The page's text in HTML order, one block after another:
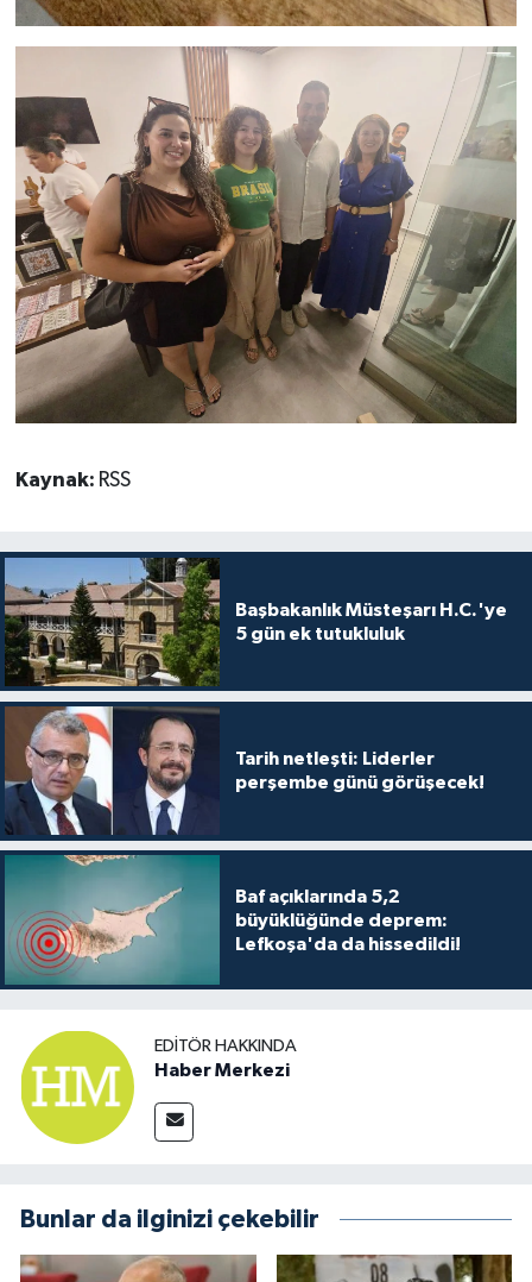
Kaynak: RSS
Başbakanlık Müsteşarı H.C.'ye
5 gün ek tutukluluk
Tarih netleşti: Liderler
perşembe günü görüşecek!
Baf açıklarında 5,2
büyüklüğünde deprem:
Lefkoşa'da da hissedildi!
EDITÖR HAKKINDA
Haber Merkezi
Bunlar da ilginizi çekebilir